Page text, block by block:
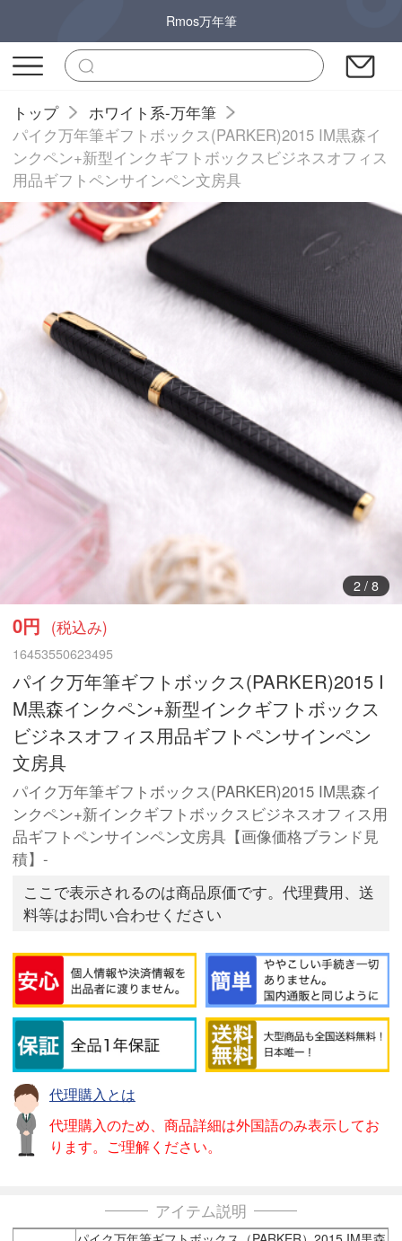
Rmos万年筆
トップ
ホワイト系-万年筆
パイク万年筆ギフトボックス(PARKER)2015 IM黒森イ
ンクペン+新型インクギフトボックスビジネスオフィス
用品ギフトペンサインペン文房具
3/ 8
0円 (税込み)
16453550623495
パイク万年筆ギフトボックス(PARKER)2015 I
M黒森インクペン+新型インクギフトボックス
ビジネスオフィス用品ギフトペンサインペン
文房具
パイク万年筆ギフトボックス(PARKER)2015 IM黒森イ
ンクペン+新インクギフトボックスビジネスオフィス用
品ギフトペンサインペン文房具【画像価格ブランド見
積】-
ここで表示されるのは商品原価です。代理費用、送
料等はお問い合わせください
代理購入とは
代理購入のため、商品詳細は外国語のみ表示してお
ります。ご理解ください。
アイテム説明